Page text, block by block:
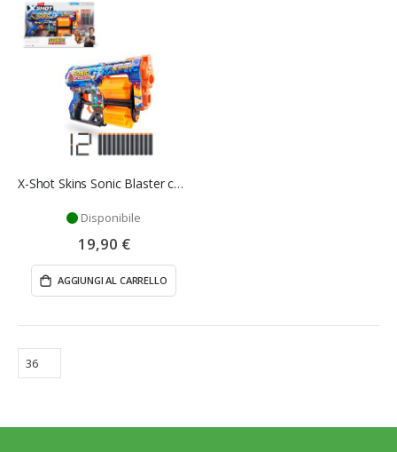
X-Shot Skins Sonic Blaster con Doppie Canne Rotanti
Disponibile
19,90 €
AGGIUNGI AL CARRELLO